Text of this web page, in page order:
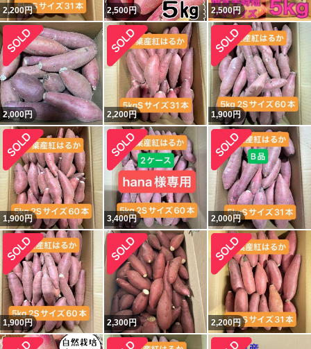
2,200円 2,500円 2,500円
2,000円 2,200円 1,900円
1,900円 3,400円 2,000円
1,900円 2,300円 2,200円